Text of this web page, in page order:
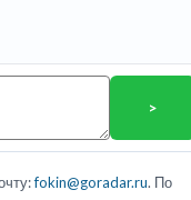
>
fokin@goradar.ru. По